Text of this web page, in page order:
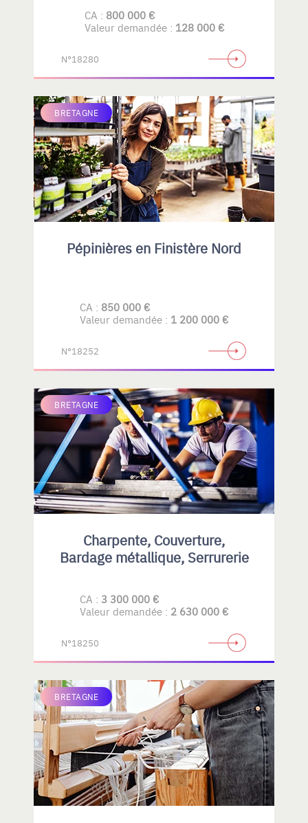
CA : 800 000 €
Valeur demandée : 128 000 €
N°18280
BRETAGNE
Pépinières en Finistère Nord
CA : 850 000 €
Valeur demandée : 1 200 000 €
N°18252
BRETAGNE
Charpente, Couverture,
Bardage métallique, Serrurerie
CA : 3 300 000 €
Valeur demandée : 2 630 000 €
N°18250
BRETAGNE